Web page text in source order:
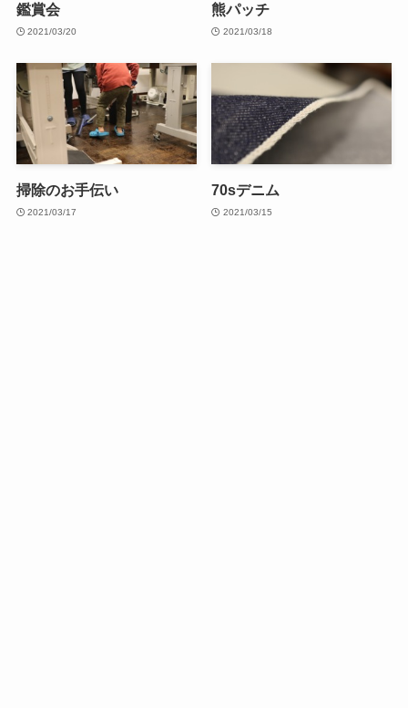
鑑賞会
2021/03/20
熊パッチ
2021/03/18
掃除のお手伝い
2021/03/17
70sデニム
2021/03/15